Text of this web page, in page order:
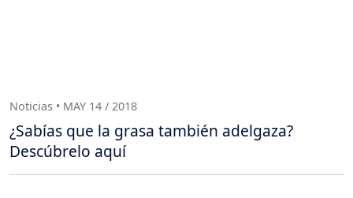
Noticias • MAY 14 / 2018
¿Sabías que la grasa también adelgaza?
Descúbrelo aquí